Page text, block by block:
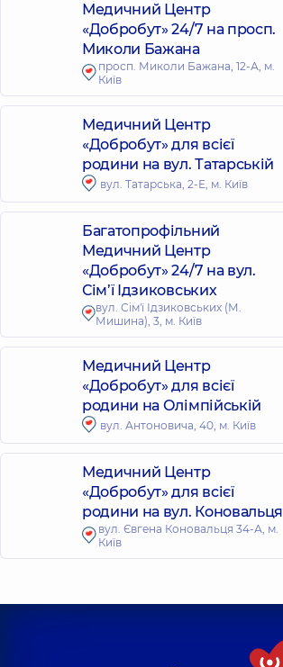
Медичний Центр
«Добробут» 24/7 на просп.
Миколи Бажана
просп. Миколи Бажана, 12-А, м.
Київ
Медичний Центр
«Добробут» для всієї
родини на вул. Татарській
вул. Татарська, 2-Е, м. Київ
Багатопрофільний
Медичний Центр
«Добробут» 24/7 на вул.
Сім’ї Ідзиковських
вул. Сім'ї Ідзиковських (М.
Мишина), 3, м. Київ
Медичний Центр
«Добробут» для всієї
родини на Олімпійській
вул. Антоновича, 40, м. Київ
Медичний Центр
«Добробут» для всієї
родини на вул. Коновальця
вул. Євгена Коновальця 34-А, м.
Київ